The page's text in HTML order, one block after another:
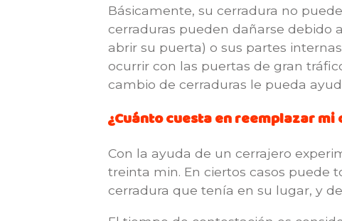
Básicamente, su cerradura no
cerraduras pueden dañarse debido
abrir su puerta) o sus partes
ocurrir con las puertas de gran
cambio de cerraduras le pueda
¿Cuánto cuesta en reemplazar
Con la ayuda de un cerrajero
treinta min. En ciertos casos puede
cerradura que tenía en su lugar, y